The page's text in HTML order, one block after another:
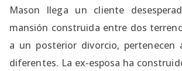
Mason llega un cliente
mansión construida entre dos
a un posterior divorcio, pertenecen
diferentes. La ex-esposa ha